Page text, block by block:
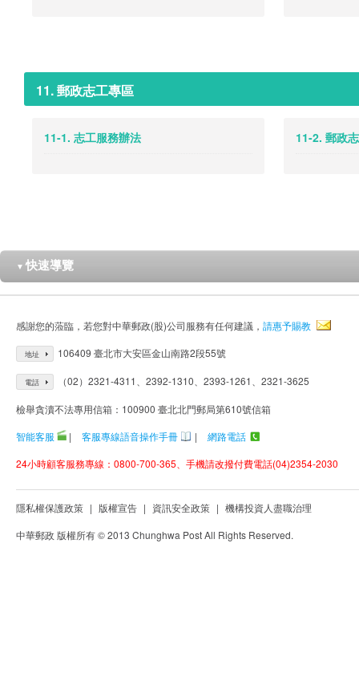
11. 郵政志工專區
11-1. 志工服務辦法 11-2. 郵政
▼ 快速導覽
感謝您的蒞臨，若您對中華郵政(股)公司服務有任何建議， 請惠予賜教
地址 106409 臺北市大安區金山南路2段55號
電話 （02）2321-4311、2392-1310、2393-1261、2321-3625
檢舉貪瀆不法專用信箱：100900 臺北北門郵局第610號信箱
智能客服
| 客服專線語音操作手冊 |
網路電話
24小時顧客服務專線：0800-700-365、手機請改撥付費電話(04)2354-2030
隱私權保護政策 | 版權宣告 | 資訊安全政策 | 機構投資人盡職治理
中華郵政 版權所有 © 2013 Chunghwa Post All Rights Reserved.